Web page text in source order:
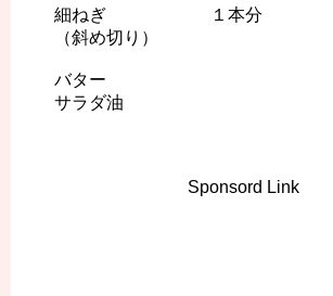
細ねぎ １本分
（斜め切り）
バター
サラダ油
Sponsord Link